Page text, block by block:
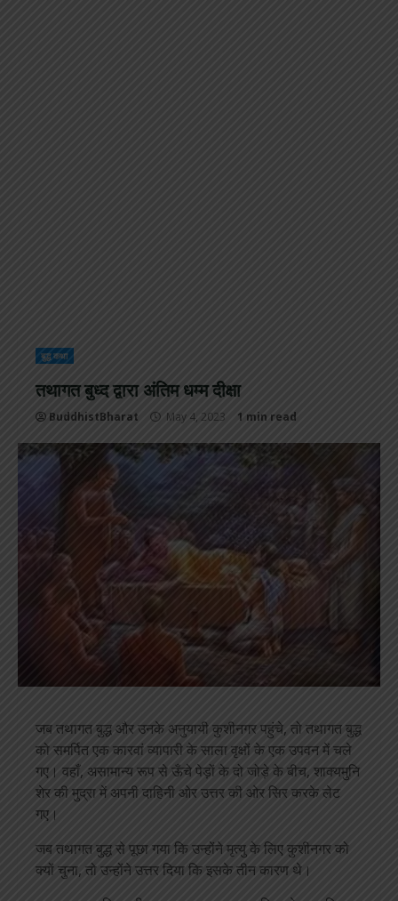
बुद्ध कथा
तथागत बुध्द द्वारा अंतिम धम्म दीक्षा
BuddhistBharat May 4, 2023 1 min read
जब तथागत बुद्ध और उनके अनुयायी कुशीनगर पहुंचे, तो तथागत बुद्ध
को समर्पित एक कारवां व्यापारी के साला वृक्षों के एक उपवन में चले
गए। वहाँ, असामान्य रूप से ऊँचे पेड़ों के दो जोड़े के बीच, शाक्यमुनि
शेर की मुद्रा में अपनी दाहिनी ओर उत्तर की ओर सिर करके लेट
गए।
जब तथागत बुद्ध से पूछा गया कि उन्होंने मृत्यु के लिए कुशीनगर को
क्यों चुना, तो उन्होंने उत्तर दिया कि इसके तीन कारण थे।